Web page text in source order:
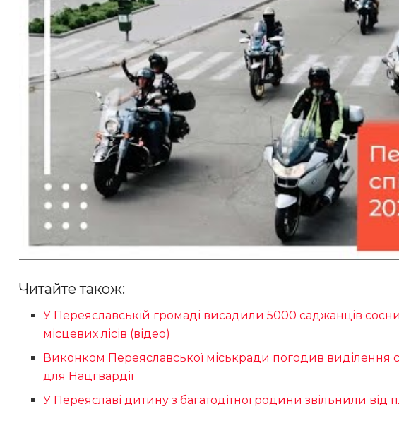
Читайте також:
У Переяславській громаді висадили 5000 саджанців
місцевих лісів (відео)
Виконком Переяславської міськради погодив виділення
для Нацгвардії
У Переяславі дитину з багатодітної родини звільнили від